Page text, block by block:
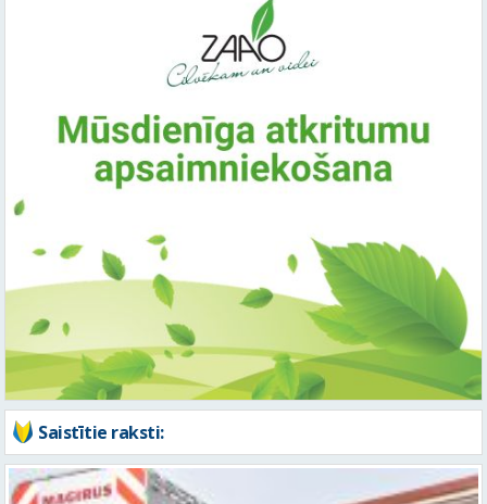
Saistītie raksti: